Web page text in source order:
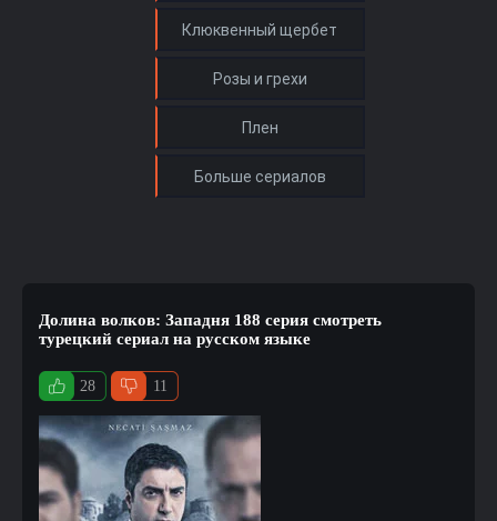
Долина волков: Западня 188 серия смотреть
турецкий сериал на русском языке
28 11